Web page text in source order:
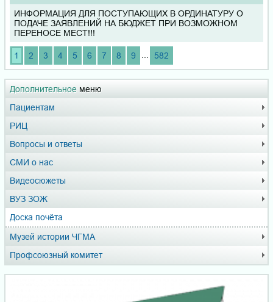
Дополнительное меню
Пациентам
РИЦ
Вопросы и ответы
СМИ о нас
Видеосюжеты
ВУЗ ЗОЖ
Доска почёта
Музей истории ЧГМА
Профсоюзный комитет
ИНФОРМАЦИЯ ДЛЯ ПОСТУПАЮЩИХ В ОРДИНАТУРУ О
ПОДАЧЕ ЗАЯВЛЕНИЙ НА БЮДЖЕТ ПРИ ВОЗМОЖНОМ
ПЕРЕНОСЕ МЕСТ!!!
1 2 3 4 5 6 7 8 9 ... 582